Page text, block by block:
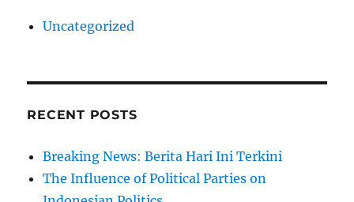
Uncategorized
RECENT POSTS
Breaking News: Berita Hari Ini Terkini
The Influence of Political Parties on